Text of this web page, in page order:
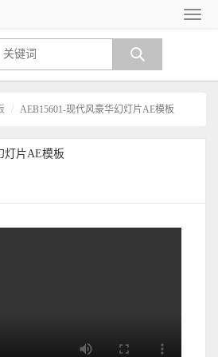
AEB15601-现代风豪华幻灯片AE模板
灯片AE模板